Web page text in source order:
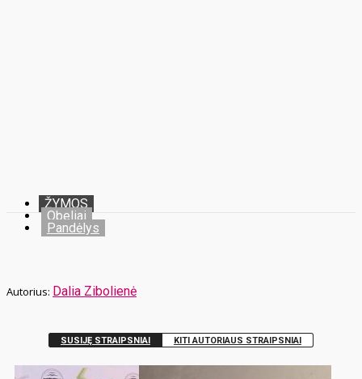
ŽYMOS
Obeliai
Pandėlys
Dalia Zibolienė
SUSIJĘ STRAIPSNIAI KITI AUTORIAUS STRAIPSNIAI